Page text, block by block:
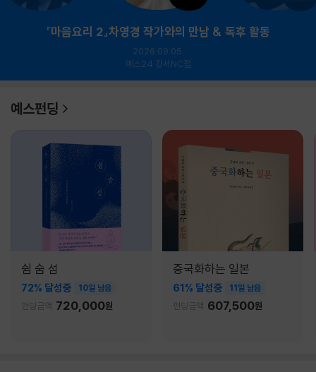
『마음요리 2』차영경 작가와의 만남 & 독후 활동
2026.09.05.
예스24 강서NC점
예스펀딩
쉼 숨 섬
72% 달성중 10일 남음
펀딩금액 720,000원
중국화하는 일본
61% 달성중 11일 남음
펀딩금액 607,500원